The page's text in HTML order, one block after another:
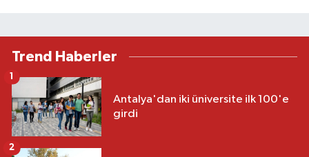
Trend Haberler
Antalya'dan iki üniversite ilk 100'e
girdi
2